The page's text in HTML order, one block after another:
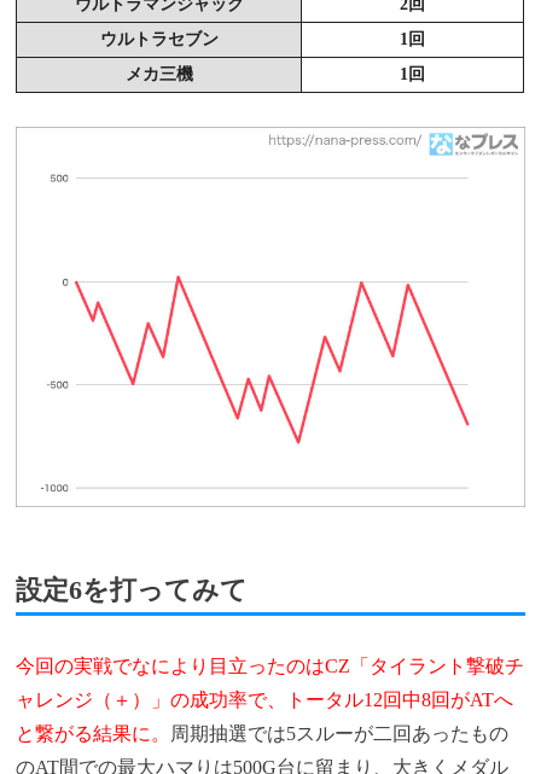
ウルトラマンジャック
2回
ウルトラセブン
1回
メカ三機
1回
設定6を打ってみて
今回の実戦でなにより目立ったのはCZ「タイラント撃破チ
ャレンジ（＋）」の成功率で、トータル12回中8回がATへ
と繋がる結果に。 周期抽選では5スルーが二回あったもの
のAT間での最大ハマりは500G台に留まり、大きくメダル